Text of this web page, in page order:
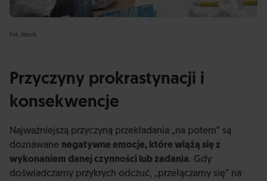
Fot. iStock
Przyczyny prokrastynacji i
konsekwencje
Najważniejszą przyczyną przekładania „na potem” są
doznawane negatywne emocje, które wiążą się z
wykonaniem danej czynności lub zadania. Gdy
doświadczamy przykrych odczuć, „przełączamy się” na